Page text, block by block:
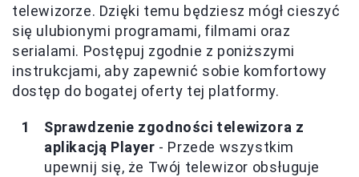
telewizorze. Dzięki temu będziesz mógł cieszyć
się ulubionymi programami, filmami oraz
serialami. Postępuj zgodnie z poniższymi
instrukcjami, aby zapewnić sobie komfortowy
dostęp do bogatej oferty tej platformy.
Sprawdzenie zgodności telewizora z
aplikacją Player - Przede wszystkim
upewnij się, że Twój telewizor obsługuje